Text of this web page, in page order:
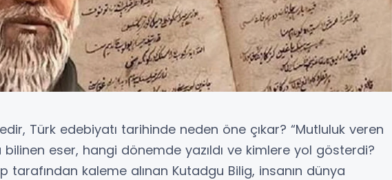
Türk edebiyatı tarihinde neden öne çıkar? “Mutluluk veren
bilinen eser, hangi dönemde yazıldı ve kimlere yol gösterdi?
tarafından kaleme alınan Kutadgu Bilig, insanın dünya